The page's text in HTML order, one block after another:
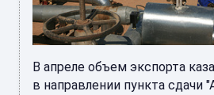
В апреле объем экспорта
в направлении пункта сдачи